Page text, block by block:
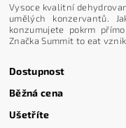
Vysoce kvalitní
umělých konzervantů.
konzumujete pokrm
Značka Summit to eat
Dostupnost
Běžná cena
Ušetříte